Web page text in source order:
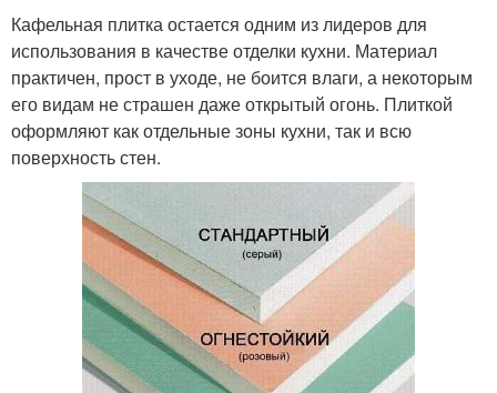
Кафельная плитка остается одним из лидеров для
использования в качестве отделки кухни. Материал
практичен, прост в уходе, не боится влаги, а некоторым
его видам не страшен даже открытый огонь. Плиткой
оформляют как отдельные зоны кухни, так и всю
поверхность стен.